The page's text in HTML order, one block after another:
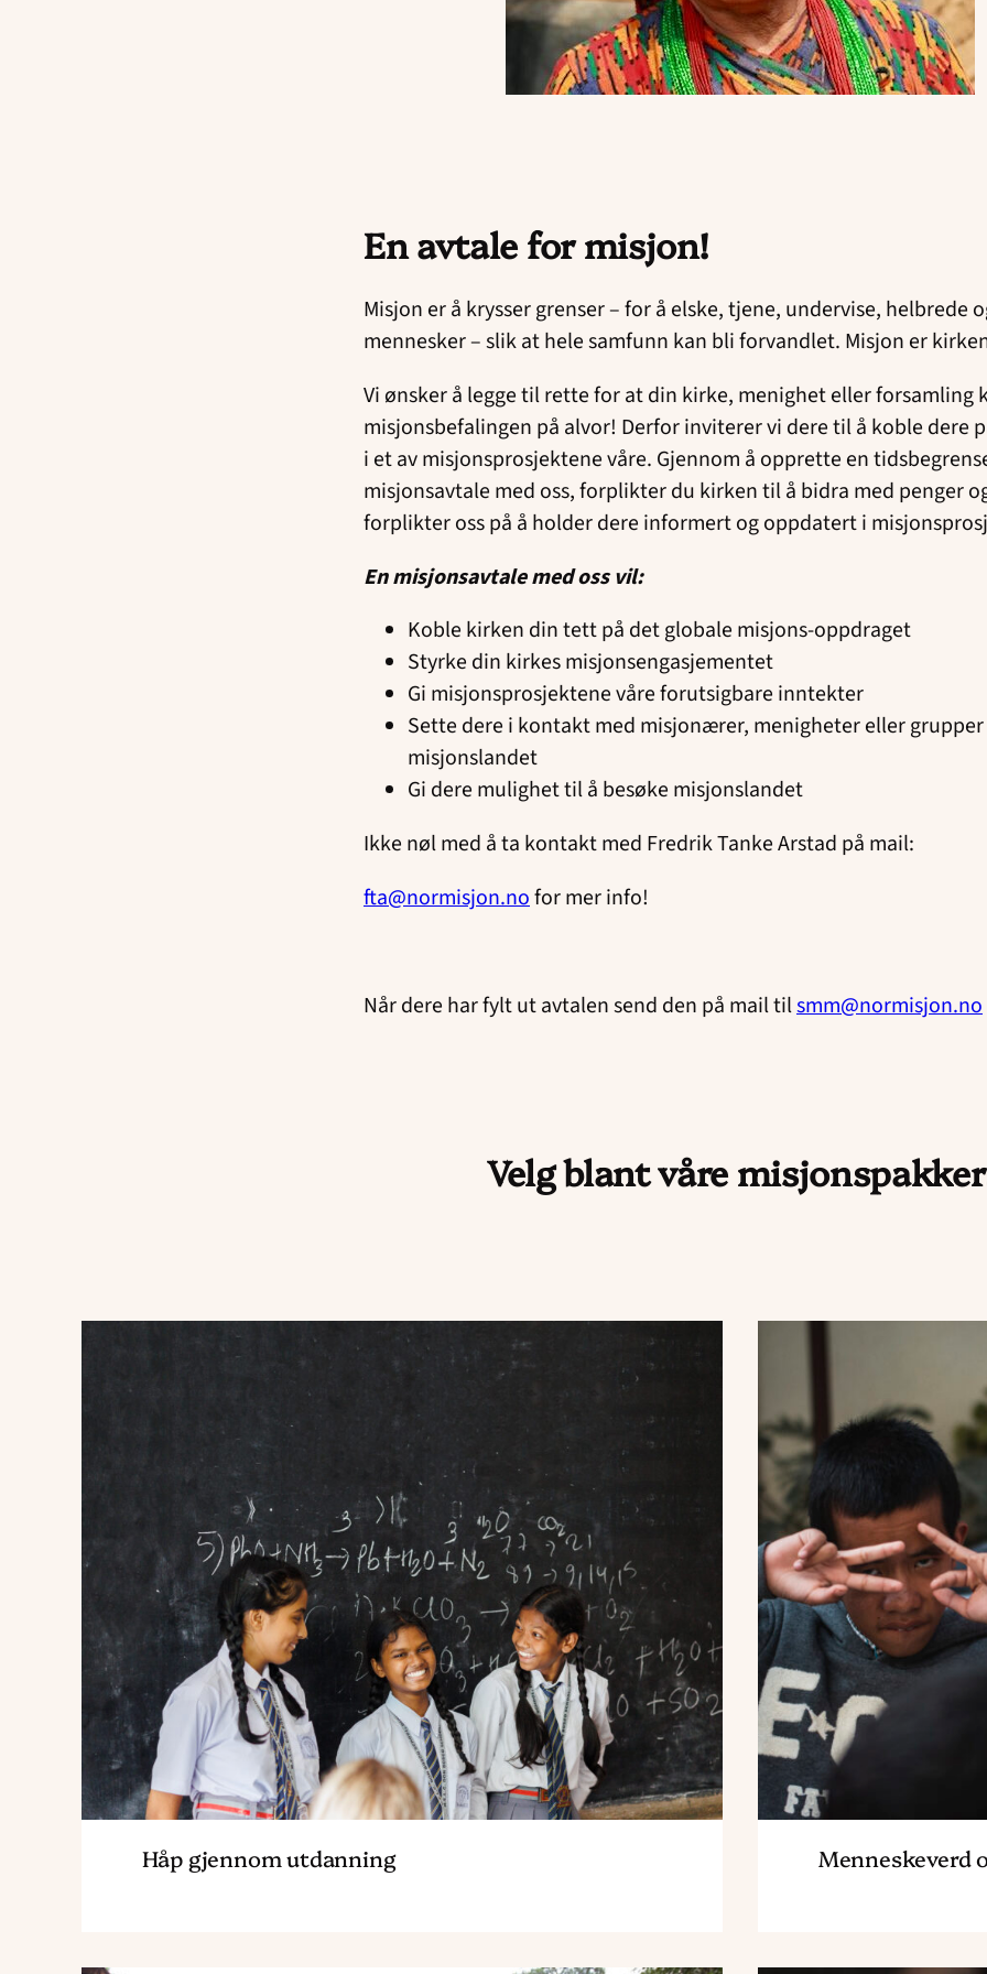
En avtale for misjon!
Misjon er å krysser grenser – for å elske, tjene, undervise, helbrede
mennesker – slik at hele samfunn kan bli forvandlet. Misjon er
Vi ønsker å legge til rette for at din kirke, menighet eller forsamling
misjonsbefalingen på alvor! Derfor inviterer vi dere til å koble dere
i et av misjonsprosjektene våre. Gjennom å opprette en
misjonsavtale med oss, forplikter du kirken til å bidra med penger
forplikter oss på å holder dere informert og oppdatert i
En misjonsavtale med oss vil:
Koble kirken din tett på det globale misjons-oppdraget
Styrke din kirkes misjonsengasjementet
Gi misjonsprosjektene våre forutsigbare inntekter
Sette dere i kontakt med misjonærer, menigheter eller
misjonslandet
Gi dere mulighet til å besøke misjonslandet
Ikke nøl med å ta kontakt med Fredrik Tanke Arstad på mail:
fta@normisjon.nofor mer info!
Når dere har fylt ut avtalen send den på mail tilsmm@normisjon.no
Velg blant våre
Håp gjennom utdanning
gjennom
utdanning"
Menneskeverd